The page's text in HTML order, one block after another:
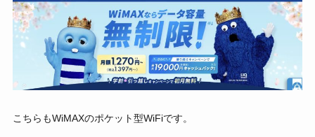
こちらもWiMAXのポケット型WiFiです。